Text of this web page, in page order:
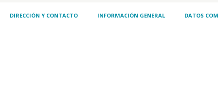
DIRECCIÓN Y CONTACTO INFORMACIÓN GENERAL DATOS